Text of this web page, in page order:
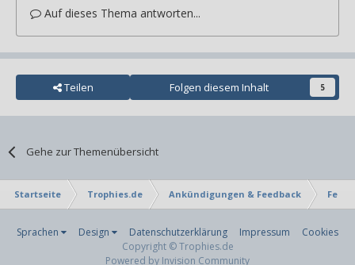
Auf dieses Thema antworten...
Teilen Folgen diesem Inhalt 5
Gehe zur Themenübersicht
Startseite Trophies.de Ankündigungen & Feedback
Sprachen Design Datenschutzerklärung Impressum
Cookies
Copyright © Trophies.de
Powered by Invision Community